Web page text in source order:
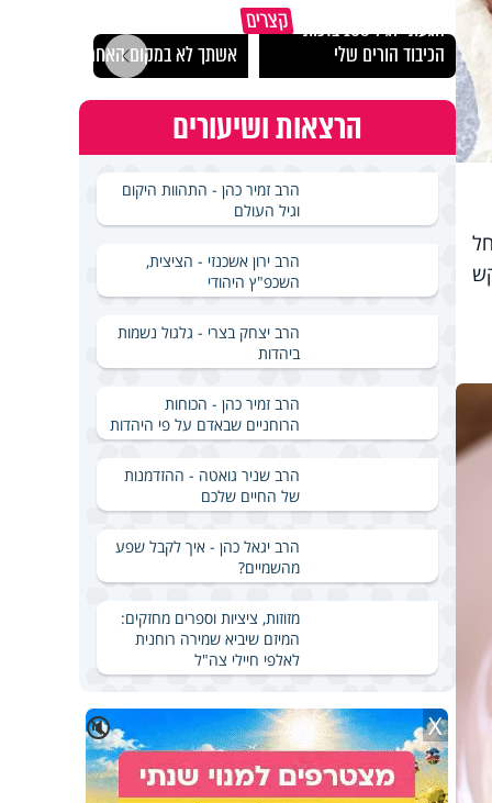
החל
קצרים הגעתי לגיל 108 בזכות
הכיבוד הורים שלי
אשתך לא במקום האחרון
הרצאות ושיעורים
הרב זמיר כהן - התהוות היקום
וגיל העולם
הרב ירון אשכנזי - הציצית,
השכפ"ץ היהודי
הרב יצחק בצרי - גלגול נשמות
ביהדות
הרב זמיר כהן - הכוחות
הרוחניים שבאדם על פי היהדות
הרב שניר גואטה - ההזדמנות
של החיים שלכם
הרב יגאל כהן - איך לקבל שפע
מהשמיים?
מזוזות, ציציות וספרים מחזקים:
המיזם שיביא שמירה רוחנית
לאלפי חיילי צה"ל
🔇 X